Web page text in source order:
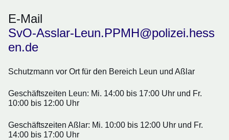
E-Mail
SvO-Asslar-Leun.PPMH@polizei.hess
en.de
Schutzmann vor Ort für den Bereich Leun und Aßlar
Geschäftszeiten Leun: Mi. 14:00 bis 17:00 Uhr und Fr.
10:00 bis 12:00 Uhr
Geschäftszeiten Aßlar: Mi. 10:00 bis 12:00 Uhr und Fr.
14:00 bis 17:00 Uhr